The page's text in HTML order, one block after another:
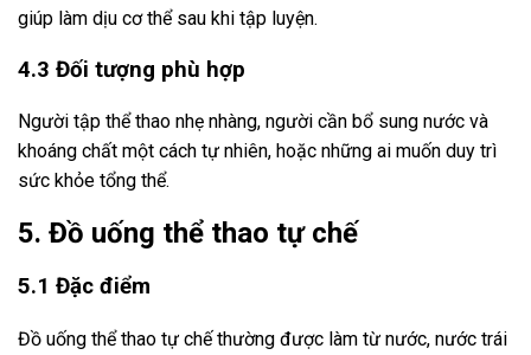
giúp làm dịu cơ thể sau khi tập luyện.
4.3 Đối tượng phù hợp
Người tập thể thao nhẹ nhàng, người cần bổ sung nước và
khoáng chất một cách tự nhiên, hoặc những ai muốn duy trì
sức khỏe tổng thể.
5. Đồ uống thể thao tự chế
5.1 Đặc điểm
Đồ uống thể thao tự chế thường được làm từ nước, nước trái